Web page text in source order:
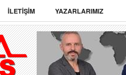
İLETIŞIM YAZARLARIMIZ